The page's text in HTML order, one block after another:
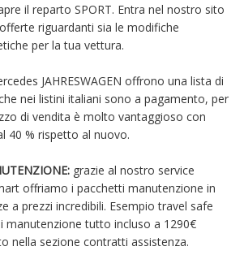
il reparto SPORT. Entra nel nostro sito
riguardanti sia le modifiche
per la tua vettura.
JAHRESWAGEN offrono una lista di
nei listini italiani sono a pagamento, per
di vendita è molto vantaggioso con
40 % rispetto al nuovo.
grazie al nostro service
offriamo i pacchetti manutenzione in
a prezzi incredibili. Esempio travel safe
manutenzione tutto incluso a 1290€
nella sezione contratti assistenza.